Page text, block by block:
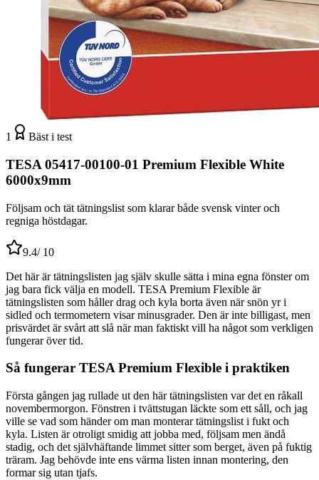
1 Bäst i test
TESA 05417-00100-01 Premium Flexible White
6000x9mm
Följsam och tät tätningslist som klarar både svensk vinter och
regniga höstdagar.
9.4/ 10
Det här är tätningslisten jag själv skulle sätta i mina egna fönster om
jag bara fick välja en modell. TESA Premium Flexible är
tätningslisten som håller drag och kyla borta även när snön yr i
sidled och termometern visar minusgrader. Den är inte billigast, men
prisvärdet är svårt att slå när man faktiskt vill ha något som verkligen
fungerar över tid.
Så fungerar TESA Premium Flexible i praktiken
Första gången jag rullade ut den här tätningslisten var det en råkall
novembermorgon. Fönstren i tvättstugan läckte som ett såll, och jag
ville se vad som händer om man monterar tätningslist i fukt och
kyla. Listen är otroligt smidig att jobba med, följsam men ändå
stadig, och det självhäftande limmet sitter som berget, även på fuktig
träram. Jag behövde inte ens värma listen innan montering, den
formar sig utan tjafs.